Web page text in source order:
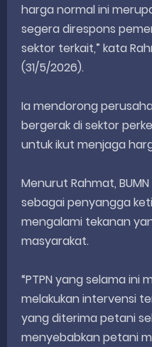
harga normal ini
segera direspons
sektor terkait,” kata
(31/5/2026).
Ia mendorong
bergerak di sektor
untuk ikut menjaga
Menurut Rahmat,
sebagai penyangga
mengalami tekanan
masyarakat.
“PTPN yang selama ini
melakukan intervensi
yang diterima petani
menyebabkan petani